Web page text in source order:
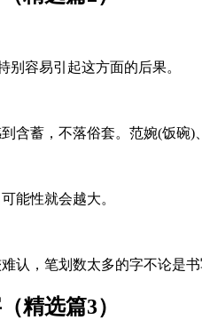
容易引起这方面的后果。
含蓄，不落俗套。范婉(饭碗)
能性就会越大。
认，笔划数太多的字不论是书
精选篇3）